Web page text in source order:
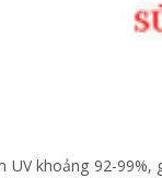
khoảng 92-